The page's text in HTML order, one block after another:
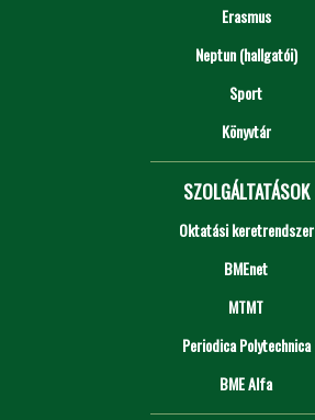
Erasmus
Neptun (hallgatói)
Sport
Könyvtár
SZOLGÁLTATÁSOK
Oktatási keretrendszer
BMEnet
MTMT
Periodica Polytechnica
BME Alfa